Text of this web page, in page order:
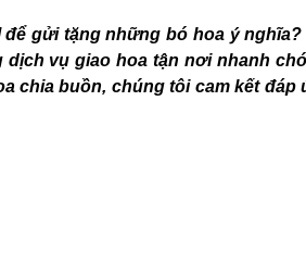
gửi tặng những bó hoa ý
vụ giao hoa tận nơi nhanh
chia buồn, chúng tôi cam kết đáp